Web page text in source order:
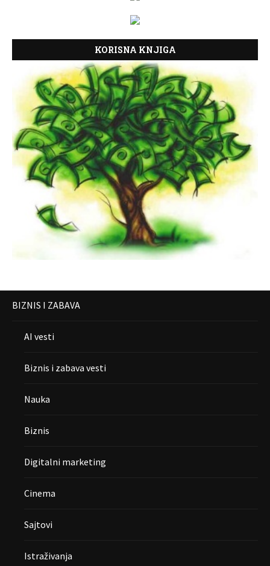
KORISNA KNJIGA
BIZNIS I ZABAVA
AI vesti
Biznis i zabava vesti
Nauka
Biznis
Digitalni marketing
Cinema
Sajtovi
Istraživanja